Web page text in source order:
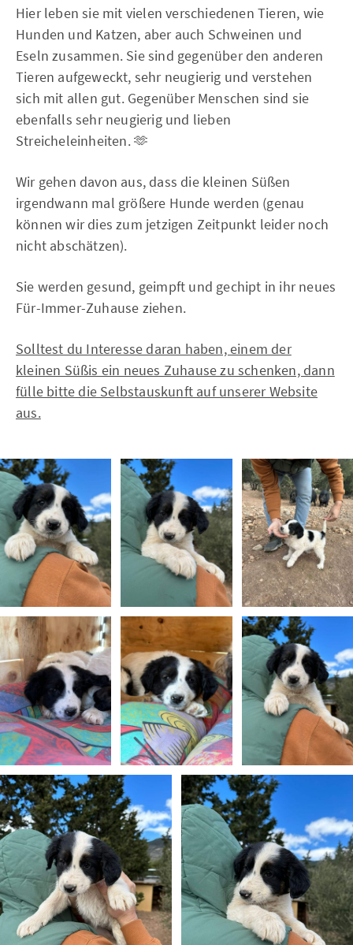
Hier leben sie mit vielen verschiedenen Tieren, wie
Hunden und Katzen, aber auch Schweinen und
Eseln zusammen. Sie sind gegenüber den anderen
Tieren aufgeweckt, sehr neugierig und verstehen
sich mit allen gut. Gegenüber Menschen sind sie
ebenfalls sehr neugierig und lieben
Streicheleinheiten. 🫶
Wir gehen davon aus, dass die kleinen Süßen
irgendwann mal größere Hunde werden (genau
können wir dies zum jetzigen Zeitpunkt leider noch
nicht abschätzen).
Sie werden gesund, geimpft und gechipt in ihr neues
Für-Immer-Zuhause ziehen.
Solltest du Interesse daran haben, einem der
kleinen Süßis ein neues Zuhause zu schenken, dann
fülle bitte die Selbstauskunft auf unserer Website
aus.